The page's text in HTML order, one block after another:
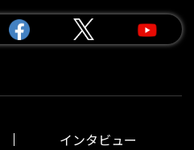
インタビュー